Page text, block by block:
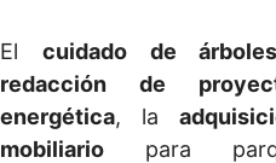
El cuidado de
redacción de
energética, la
mobiliario para